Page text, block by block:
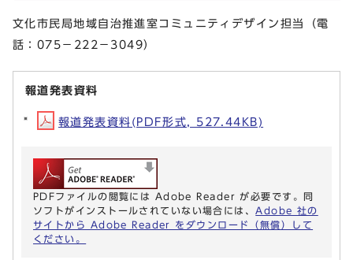
文化市民局地域自治推進室コミュニティデザイン担当（電
話：075－222－3049）
報道発表資料
報道発表資料(PDF形式, 527.44KB)
PDFファイルの閲覧には Adobe Reader が必要です。同
ソフトがインストールされていない場合には、 Adobe 社の
サイトから Adobe Reader をダウンロード（無償）して
ください。